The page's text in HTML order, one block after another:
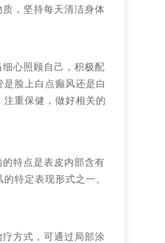
，坚持每天清洁身体
心照顾自己，积极配
脸上白点癫风还是白
重保健，做好相关的
特点是表皮内部含有
特定表现形式之一。
方式，可通过局部涂